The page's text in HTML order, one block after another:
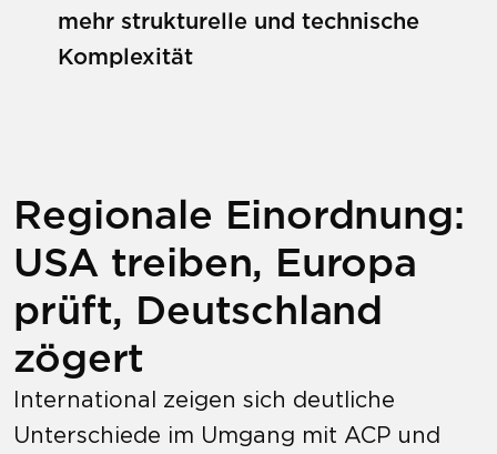
mehr strukturelle und technische
Komplexität
Regionale Einordnung:
USA treiben, Europa
prüft, Deutschland
zögert
International zeigen sich deutliche
Unterschiede im Umgang mit ACP und